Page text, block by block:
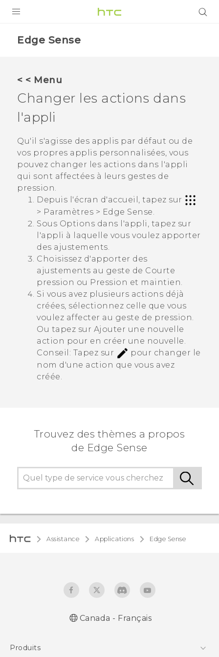
VIVERSE
Appareils HTC & Accessoires
Achat & Règlement Questions
Edge Sense
< < Menu
Changer les actions dans
l'appli
Qu'il s'agisse des applis par défaut ou de
vos propres applis personnalisées, vous
pouvez changer les actions dans l'appli
qui sont affectées à leurs gestes de
pression.
Depuis l'écran d'accueil
, tapez sur
> Paramètres > Edge Sense.
Sous Options dans l'appli , tapez sur
l'appli à laquelle vous voulez apporter
des ajustements.
Choisissez d'apporter des
ajustements au geste de Courte
pression ou Pression et maintien.
Si vous avez plusieurs actions déjà
créées, sélectionnez celle que vous
voulez affecter au geste de pression.
Ou tapez sur Ajouter une nouvelle
action pour en créer une nouvelle.
Conseil: Tapez sur
pour changer le
nom d'une action que vous avez
créée.
Trouvez des thèmes a propos
de Edge Sense
Assistance Applications Edge Sense
Canada - Français
Produits